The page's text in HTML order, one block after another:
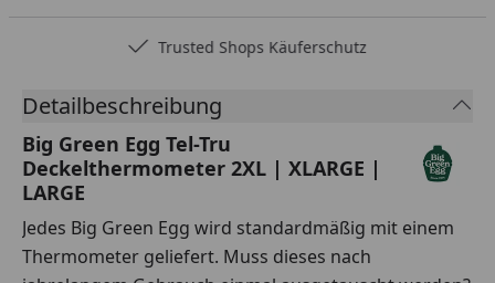
Trusted Shops Käuferschutz
Detailbeschreibung
Big Green Egg Tel-Tru
Deckelthermometer 2XL | XLARGE |
LARGE
Jedes Big Green Egg wird standardmäßig mit einem
Thermometer geliefert. Muss dieses nach